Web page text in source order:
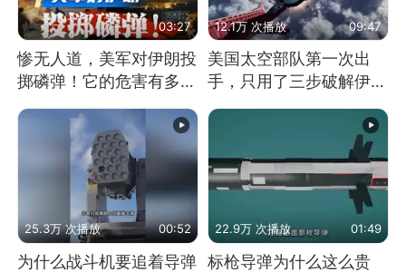
03:27
惨无人道，美军对伊朗投
掷磷弹！它的危害有多
12.1万 次播放 09:47
美国太空部队第一次出
手，只用了三步破解伊朗
25.3万 次播放 00:52
为什么战斗机要追着导弹
22.9万 次播放 01:49
标枪导弹为什么这么贵